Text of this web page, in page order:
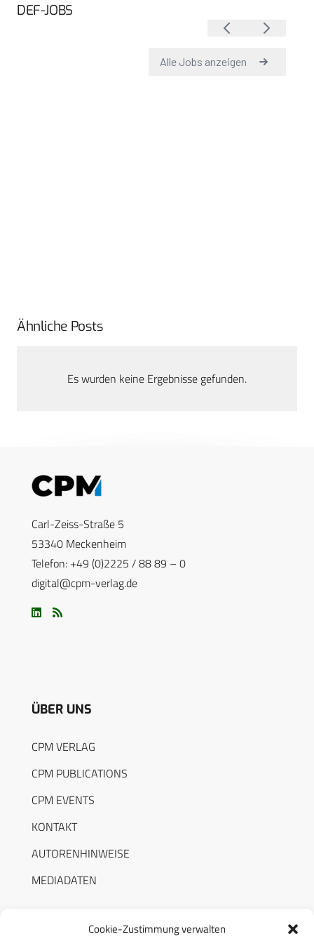
Cookie-Zustimmung verwalten
DEF-JOBS
Ähnliche Posts
Es wurden keine Ergebnisse gefunden.
Carl-Zeiss-Straße 5
53340 Meckenheim
Telefon: +49 (0)2225 / 88 89 – 0
digital@cpm-verlag.de
ÜBER UNS
CPM VERLAG
CPM PUBLICATIONS
CPM EVENTS
KONTAKT
AUTORENHINWEISE
MEDIADATEN